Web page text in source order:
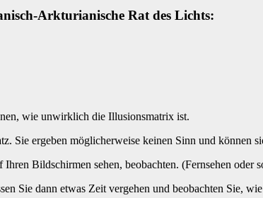
Arkturianische Rat des Lichts:
wie unwirklich die Illusionsmatrix ist.
Sie ergeben möglicherweise keinen Sinn und können
Bildschirmen sehen, beobachten. (Fernsehen oder
Sie dann etwas Zeit vergehen und beobachten Sie,